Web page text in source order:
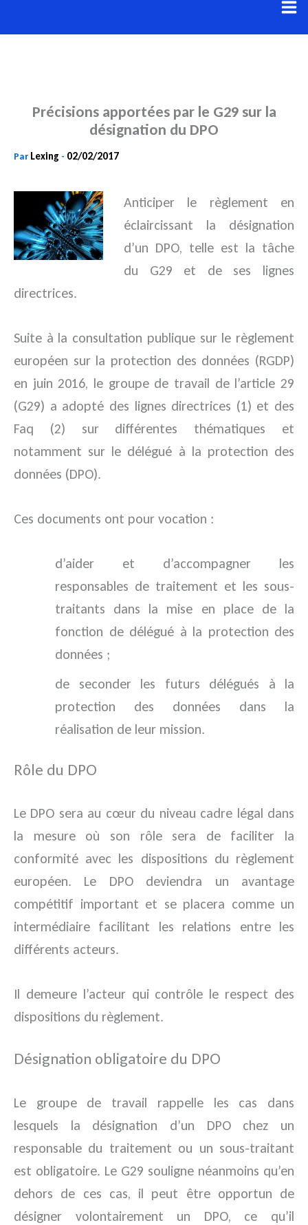
au
Précisions apportées par le G29 sur la
désignation du DPO
Par Lexing - 02/02/2017
Anticiper le règlement en
éclaircissant la désignation
d’un DPO, telle est la tâche
du G29 et de ses lignes
directrices.
Suite à la consultation publique sur le règlement
européen sur la protection des données (RGDP)
en juin 2016, le groupe de travail de l’article 29
(G29) a adopté des lignes directrices (1) et des
Faq (2) sur différentes thématiques et
notamment sur le délégué à la protection des
données (DPO).
Ces documents ont pour vocation :
d’aider et d’accompagner les
responsables de traitement et les sous-
traitants dans la mise en place de la
fonction de délégué à la protection des
données ;
de seconder les futurs délégués à la
protection des données dans la
réalisation de leur mission.
Rôle du DPO
Le DPO sera au cœur du niveau cadre légal dans
la mesure où son rôle sera de faciliter la
conformité avec les dispositions du règlement
européen. Le DPO deviendra un avantage
compétitif important et se placera comme un
intermédiaire facilitant les relations entre les
différents acteurs.
Il demeure l’acteur qui contrôle le respect des
dispositions du règlement.
Désignation obligatoire du DPO
Le groupe de travail rappelle les cas dans
lesquels la désignation d’un DPO chez un
responsable du traitement ou un sous-traitant
est obligatoire. Le G29 souligne néanmoins qu’en
dehors de ces cas, il peut être opportun de
désigner volontairement un DPO, ce qu’il